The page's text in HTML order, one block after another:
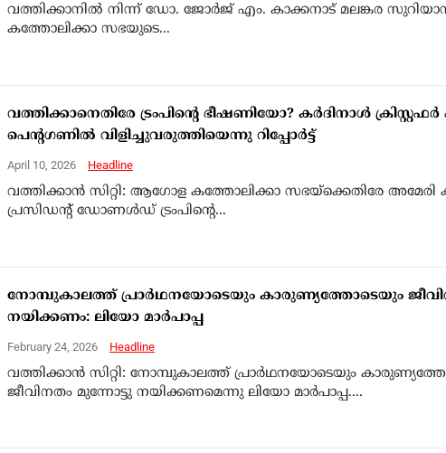
വത്തിക്കാനില്‍ നിന്ന് ഡോ. ജോര്‍ജ് എം. കാക്കനാട് മലങ്കര
കത്തോലിക്കാ സഭയുടെ...
വത്തിക്കാനെതിരേ ട്രംപിന്റെ ഭീഷണിയോ? കര്‍ദിനാള്‍ ക്രിസ്റ്റഫര്‍
പെന്റഗണില്‍ വിളിച്ചുവരുത്തിയെന്നു റിപ്പോര്‍ട്ട്
April 10, 2026 Headline
വത്തിക്കാന്‍ സിറ്റി: ആഗോള കത്തോലിക്കാ സഭയ്‌ക്കെതിരേ അമേരി
പ്രസിഡന്റ് ഡോണള്‍ഡ് ട്രംപിന്റെ...
നോമ്പുകാലത്ത് പ്രാര്‍ഥനയോടെയും കാരുണ്യത്തോടെയും
നയിക്കണം: ലിയോ മാര്‍പാപ്പ
February 24, 2026 Headline
വത്തിക്കാന്‍ സിറ്റി: നോമ്പുകാലത്ത് പ്രാര്‍ഥനയോടെയും
ജീവിനതം മുന്നോട്ടു നയിക്കണമെന്നു ലിയോ മാര്‍പാപ്പ....